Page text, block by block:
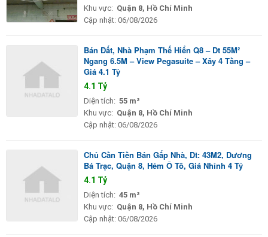
Khu vực: Quận 8, Hồ Chí Minh
Cập nhật: 06/08/2026
Bán Đất, Nhà Phạm Thế Hiển Q8 – Dt 55M²
Ngang 6.5M – View Pegasuite – Xây 4 Tầng –
Giá 4.1 Tỷ
4.1 Tỷ
Diện tích: 55 m²
Khu vực: Quận 8, Hồ Chí Minh
Cập nhật: 06/08/2026
Chủ Cần Tiền Bán Gấp Nhà, Dt: 43M2, Dương
Bá Trạc, Quận 8, Hẻm Ô Tô, Giá Nhỉnh 4 Tỷ
4.1 Tỷ
Diện tích: 45 m²
Khu vực: Quận 8, Hồ Chí Minh
Cập nhật: 06/08/2026